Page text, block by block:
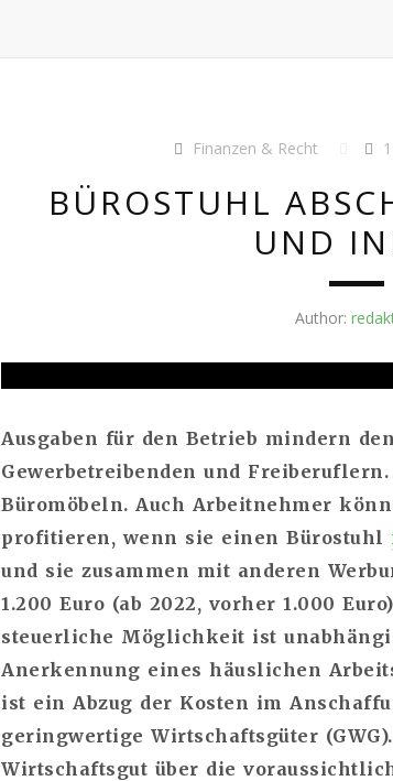
Finanzen & Recht
BÜROSTUHL
UND
Author:
Ausgaben für den Betrieb mindern
Gewerbetreibenden und
Büromöbeln. Auch Arbeitnehmer
profitieren, wenn sie einen Bürostuhl
und sie zusammen mit anderen
1.200 Euro (ab 2022, vorher 1.000
steuerliche Möglichkeit ist
Anerkennung eines häuslichen
ist ein Abzug der Kosten im
geringwertige Wirtschaftsgüter
Wirtschaftsgut über die